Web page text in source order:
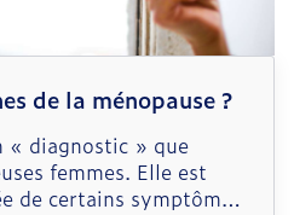
de la ménopause ?
« diagnostic » que
femmes. Elle est
de certains symptômes